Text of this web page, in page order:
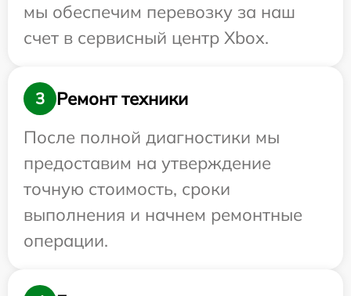
мы обеспечим перевозку за наш
счет в сервисный центр Xbox.
3
Ремонт техники
После полной диагностики мы
предоставим на утверждение
точную стоимость, сроки
выполнения и начнем ремонтные
операции.